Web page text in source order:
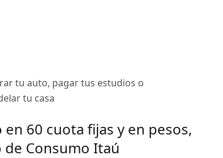
tu auto, pagar tus estudios o
tu casa
60 cuota fijas y en pesos,
Consumo Itaú